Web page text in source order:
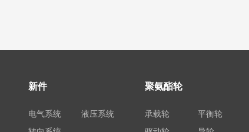
新件
电气系统
液压系统
聚氨酯轮
承载轮
平衡轮